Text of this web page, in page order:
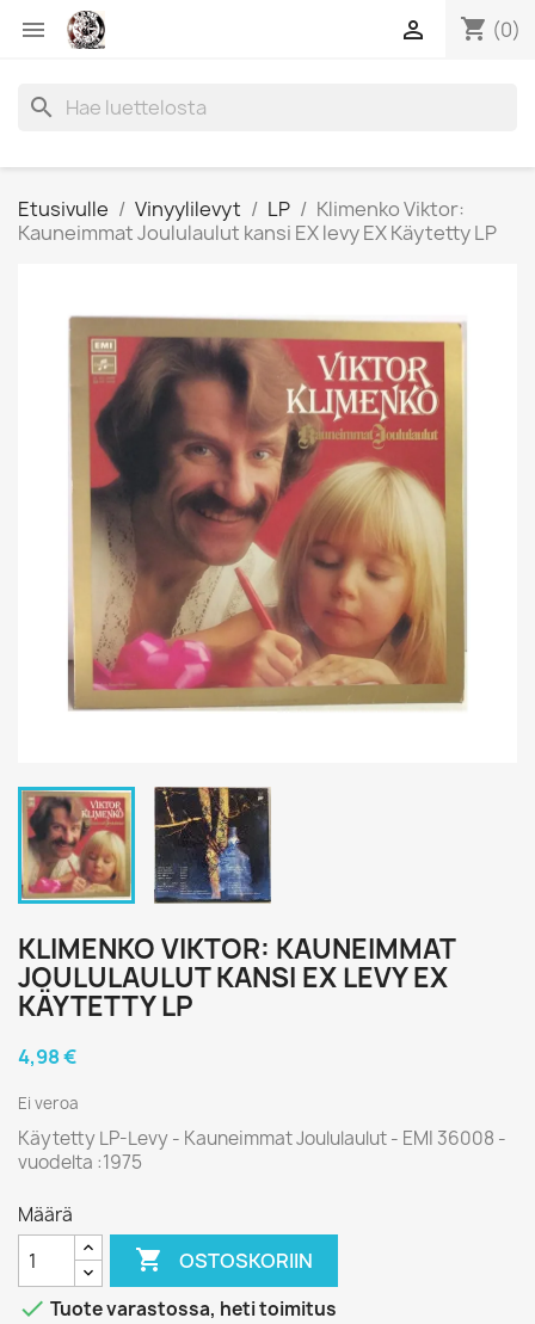
 shopping_cart (0)

search
Etusivulle Vinyylilevyt LP
Klimenko Viktor:
Kauneimmat Joululaulut kansi EX levy EX Käytetty LP
KLIMENKO VIKTOR: KAUNEIMMAT
JOULULAULUT KANSI EX LEVY EX
KÄYTETTY LP
4,98 €
Ei veroa
Käytetty LP-Levy - Kauneimmat Joululaulut - EMI 36008 -
vuodelta :1975
Määrä
 OSTOSKORIIN
 Tuote varastossa, heti toimitus